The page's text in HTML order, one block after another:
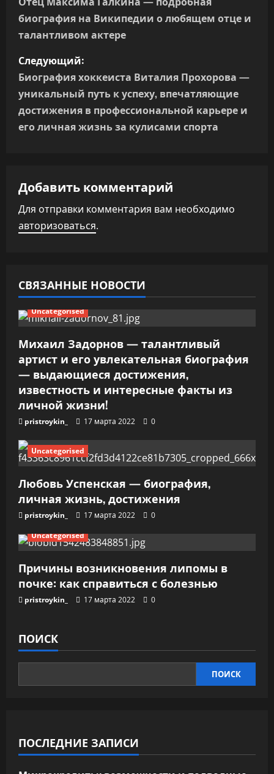
в
и
г
а
ц
я
п
о
а
п
и
с
я
м
биография на Википедии о любящем отце и
талантливом актере
Следующий:
Биография хоккеиста Виталия Прохорова —
уникальный путь к успеху, впечатляющие
достижения в профессиональной карьере и
его личная жизнь за кулисами спорта
Добавить комментарий
Для отправки комментария вам необходимо
авторизоваться.
СВЯЗАННЫЕ НОВОСТИ
Uncategorised
Михаил Задорнов — талантливый
артист и его увлекательная биография
— выдающиеся достижения,
известность и интересные факты из
личной жизни!
pristroykin_ 17 марта 2022 0
Uncategorised
Любовь Успенская — биография,
личная жизнь, достижения
pristroykin_ 17 марта 2022
0
Uncategorised
Причины возникновения липомы в
почке: как справиться с болезнью
pristroykin_ 17 марта 2022 0
ПОИСК
ПОИСК
ПОСЛЕДНИЕ ЗАПИСИ